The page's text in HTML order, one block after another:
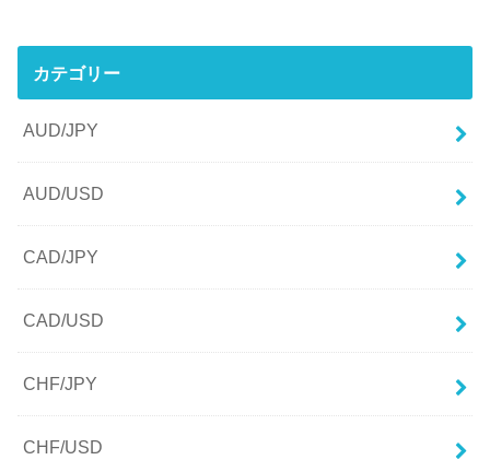
カテゴリー
AUD/JPY
AUD/USD
CAD/JPY
CAD/USD
CHF/JPY
CHF/USD